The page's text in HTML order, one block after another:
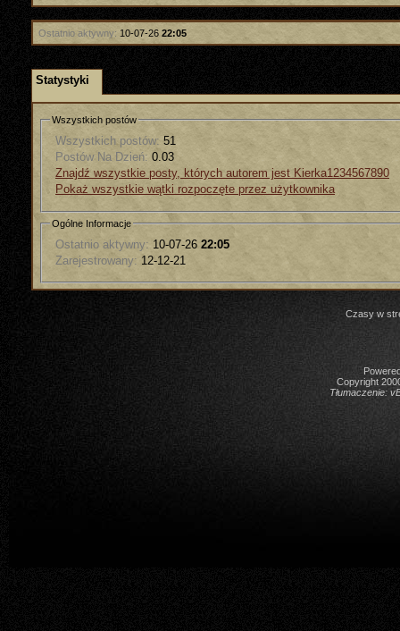
Ostatnio aktywny: 10-07-26 22:05
Statystyki
Wszystkich postów
Wszystkich postów: 51
Postów Na Dzień: 0.03
Znajdź wszystkie posty, których autorem jest Kierka1234567890
Pokaż wszystkie wątki rozpoczęte przez użytkownika
Ogólne Informacje
Ostatnio aktywny: 10-07-26 22:05
Zarejestrowany: 12-12-21
Czasy w
Copyright
Tłumaczenie: